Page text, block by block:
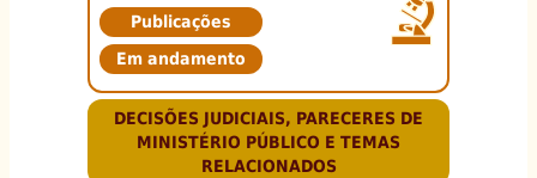
Publicações
Em andamento
DECISÕES JUDICIAIS, PARECERES DE
MINISTÉRIO PÚBLICO E TEMAS
RELACIONADOS